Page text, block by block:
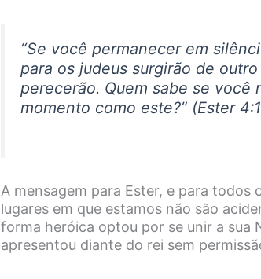
“Se você permanecer em
para os judeus surgirão de
perecerão. Quem sabe se você
momento como este?” (Ester
A mensagem para Ester, e para todos
lugares em que estamos não são
forma heróica optou por se unir a sua
apresentou diante do rei sem